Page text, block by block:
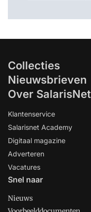
Collecties
Nieuwsbrieven
Over SalarisNet
Klantenservice
Salarisnet Academy
Digitaal magazine
Adverteren
Vacatures
Snel naar
Nieuws